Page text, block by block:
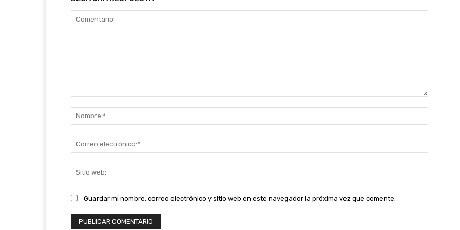
web:
Guardar mi nombre, correo electrónico y sitio web en este navegador la próxima vez que comente.